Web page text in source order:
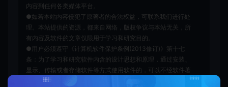
内容到任何各类媒体平台。
●如若本站内容侵犯了原著者的合法权益，可联系我们进行处
理。本站提供的资源，都来自网络，版权争议与本站无关，所
有内容及软件的文章仅限用于学习和研究目的。
●用户必须遵守《计算机软件保护条例(2013修订)》第十七
条：为了学习和研究软件内含的设计思想和原理，通过安装、
显示、传输或者存储软件等方式使用软件的，可以不经软件著
作权人许可，不向其支付报酬。鉴于此条例，用户从本平台下